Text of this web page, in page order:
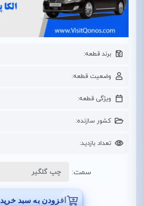
برند قطعه:
وضعیت قطعه:
ویژگی قطعه:
کشور سازنده:
تعداد بازدید:
سمت:
افزودن به سبد خرید